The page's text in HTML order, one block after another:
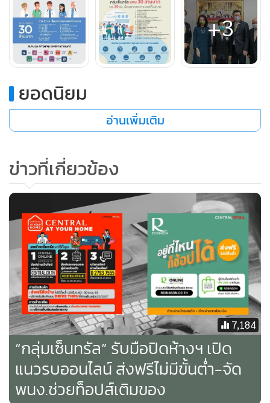
พยาบาล ได้แก่ โรงพยาบาลจุฬาลงกรณ์ สภากาชาดไทย, โรง
พยาบาลตำรวจ, สถาบันบำราศนราดูร, โรงพยาบาลกลาง, โรง
พยาบาลตากสิน, ศูนย์การแพทย์สมเด็จพระเทพรัตน์, โรง
พยาบาลภูมิพลอดุลยเดช กรมแพทย์ทหารอากาศ, โรงพยาบาล
พยาบาลราชวิถี, โรงพยาบาลธรรมศาสตร์เฉลิมพระเกียรติ, โรง
พยาบาลศิริราช, โรงพยาบาลพระนั่งเกล้า, โรงพยาบาลแม่สอด
จ.ตาก, โรงพยาบาลมหาราชนครเชียงใหม่ จ.เชียงใหม่, โรง
พยาบาลมหาวิทยาลัยนเรศวร จ.พิษณุโลก, โรงพยาบาลสงขลา
นครินทร์ จ.สงขลา, โรงพยาบาลมหาวิทยาลัยเทคโนโลยีสุรนารี
จ.นครราชสีมา
อย่างไรก็ตาม กลุ่มเซ็นทรัลยังได้ทุ่มเทกำลังกาย กำลังใจในการ
ดูแลความปลอดภัยให้ทั้งพนักงาน ลูกค้า คู่ค้า และพันธมิตรทุก
ภาคส่วนตามมาตรการของกระทรวงสาธารณสุขอย่างเคร่งครัด
เช่น การตรวจวัดไข้ ติดตั้งเทอร์โมสแกน ติดตั้งเจลแอลกอฮอล์
ล้างมือ ฉีดพ่นยาฆ่าเชื้อทุกวัน การติดตั้งเครื่องดักเชื้อโรคที่ระบบ
ปรับอากาศ ทำความสะอาดราวบันไดเลื่อน ทำความสะอาดลิฟต์
ทุกครึ่งชั่วโมง และทุกจุดสัมผัสของพื้นที่ส่วนรวม ทั้งใน
ศูนย์การค้า และสำนักงาน
ในส่วนของบุคลากรในองค์กรเราได้มีการแจกหน้ากากอนามัยให้
+3
ยอดนิยม
อ่านเพิ่มเติม
ข่าวที่เกี่ยวข้อง
7,184
“กลุ่มเซ็นทรัล” รับมือปิดห้างฯ เปิด
แนวรบออนไลน์ ส่งฟรีไม่มีขั้นต่ำ-จัด
พนง.ช่วยท็อปส์เติมของ